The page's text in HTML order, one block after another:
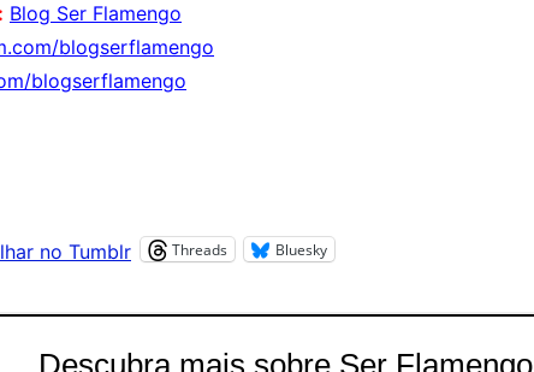
Blog Ser Flamengo
blogserflamengo
blogserflamengo
no Tumblr Threads Bluesky